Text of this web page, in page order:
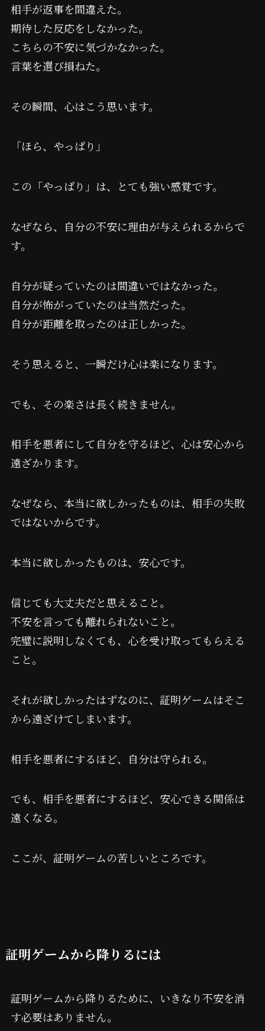
相手が返事を間違えた。
期待した反応をしなかった。
こちらの不安に気づかなかった。
言葉を選び損ねた。
その瞬間、心はこう思います。
「ほら、やっぱり」
この「やっぱり」は、とても強い感覚です。
なぜなら、自分の不安に理由が与えられるからで
す。
自分が疑っていたのは間違いではなかった。
自分が怖がっていたのは当然だった。
自分が距離を取ったのは正しかった。
そう思えると、一瞬だけ心は楽になります。
でも、その楽さは長く続きません。
相手を悪者にして自分を守るほど、心は安心から
遠ざかります。
なぜなら、本当に欲しかったものは、相手の失敗
ではないからです。
本当に欲しかったものは、安心です。
信じても大丈夫だと思えること。
不安を言っても離れられないこと。
完璧に説明しなくても、心を受け取ってもらえる
こと。
それが欲しかったはずなのに、証明ゲームはそこ
から遠ざけてしまいます。
相手を悪者にするほど、自分は守られる。
でも、相手を悪者にするほど、安心できる関係は
遠くなる。
ここが、証明ゲームの苦しいところです。
証明ゲームから降りるには
証明ゲームから降りるために、いきなり不安を消
す必要はありません。